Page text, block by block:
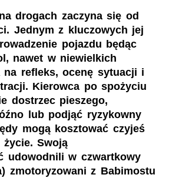
drogach zaczyna się od
Jednym z kluczowych jej
pojazdu będąc
nawet w niewielkich
na refleks, ocenę sytuacji i
Kierowca po spożyciu
dostrzec pieszego,
lub podjąć ryzykowny
mogą kosztować czyjeś
Swoją
udowodnili w czwartkowy
zmotoryzowani z Babimostu